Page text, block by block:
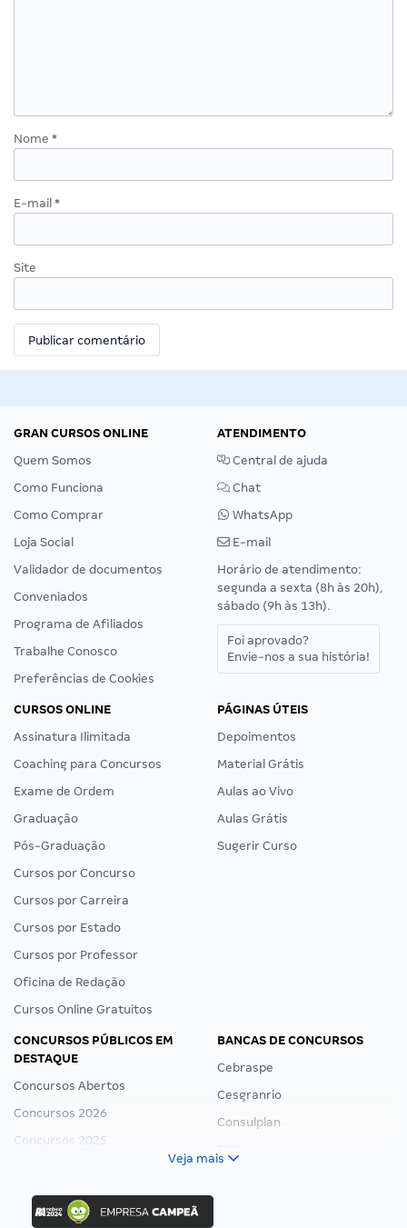
Nome *
E-mail *
Site
GRAN CURSOS ONLINE
Quem Somos
Como Funciona
Como Comprar
Loja Social
Validador de documentos
Conveniados
Programa de Afiliados
Trabalhe Conosco
Preferências de Cookies
ATENDIMENTO
Central de ajuda
Chat
WhatsApp
E-mail
Horário de atendimento:
segunda a sexta (8h às 20h),
sábado (9h às 13h).
Foi aprovado?
Envie-nos a sua história!
CURSOS ONLINE
Assinatura Ilimitada
Coaching para Concursos
Exame de Ordem
Graduação
Pós-Graduação
Cursos por Concurso
Cursos por Carreira
Cursos por Estado
Cursos por Professor
Oficina de Redação
Cursos Online Gratuitos
PÁGINAS ÚTEIS
Depoimentos
Material Grátis
Aulas ao Vivo
Aulas Grátis
Sugerir Curso
CONCURSOS PÚBLICOS EM
DESTAQUE
Concursos Abertos
Concursos 2026
Concursos 2025
Concurso Ibama
Concurso MPU
BANCAS DE CONCURSOS
Cebraspe
Cesgranrio
Consulplan
Veja mais